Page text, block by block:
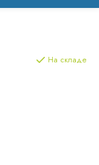
На складе